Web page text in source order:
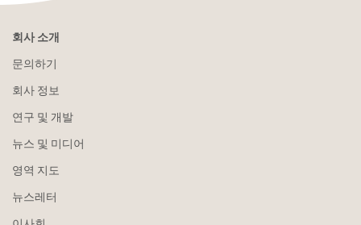
회사 소개
문의하기
회사 정보
연구 및 개발
뉴스 및 미디어
영역 지도
뉴스레터